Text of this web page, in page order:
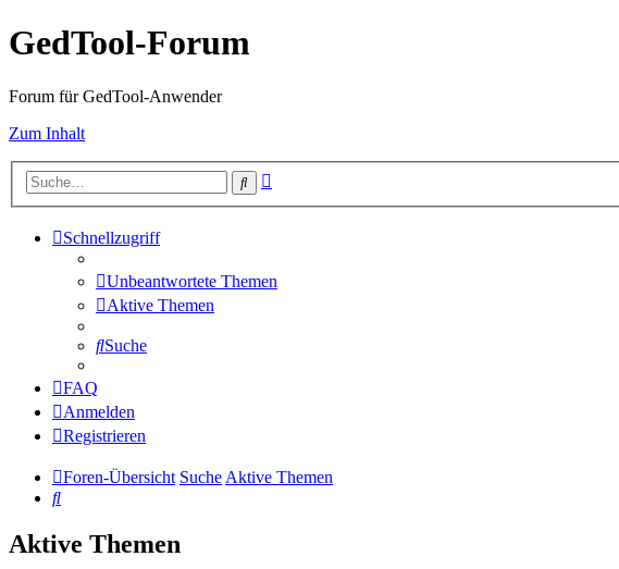
GedTool-Forum
Forum für GedTool-Anwender
Zum Inhalt
Suche
Schnellzugriff
Unbeantwortete Themen
Aktive Themen
Suche
FAQ
Anmelden
Registrieren
Foren-Übersicht SucheAktive Themen
Suche
Aktive Themen